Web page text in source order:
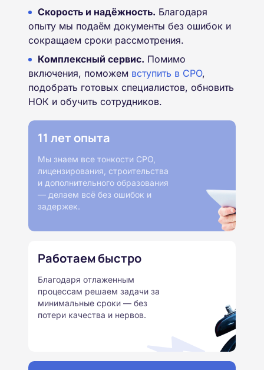
Скорость и надёжность. Благодаря
опыту мы подаём документы без ошибок и
сокращаем сроки рассмотрения.
Комплексный сервис. Помимо
включения, поможем вступить в СРО,
подобрать готовых специалистов, обновить
НОК и обучить сотрудников.
11 лет опыта
Мы знаем все тонкости СРО,
лицензирования, строительства
и дополнительного образования
— делаем всё без ошибок и
задержек.
Работаем быстро
Благодаря отлаженным
процессам решаем задачи за
минимальные сроки — без
потери качества и нервов.